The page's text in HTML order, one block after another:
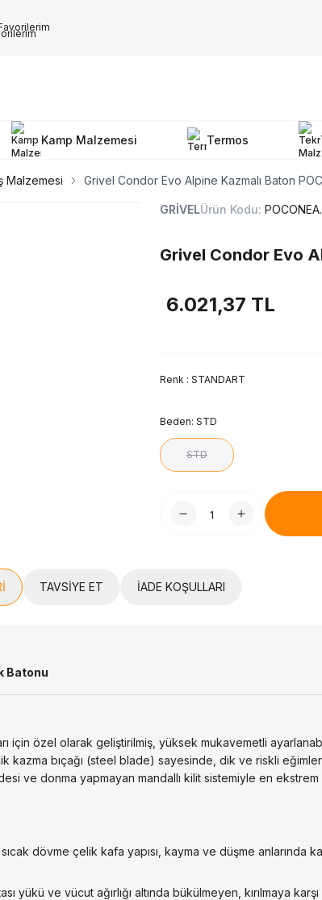
Kamp Malzemesi Termos
Malzemesi Grivel Condor Evo Alpine Kazmalı Baton
GRİVELÜrün Kodu:
Grivel Condor Evo
6.021,37 TL
Renk : STANDART
Beden: STD
STD
TAVSIYE ET İADE KOŞULLARI
Batonu
için özel olarak geliştirilmiş, yüksek mukavemetli
kazma bıçağı (steel blade) sayesinde, dik ve riskli
ve donma yapmayan mandallı kilit sistemiyle en
sıcak dövme çelik kafa yapısı, kayma ve düşme
yükü ve vücut ağırlığı altında bükülmeyen, kırılmaya